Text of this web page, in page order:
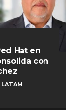
Hat en
con
LATAM